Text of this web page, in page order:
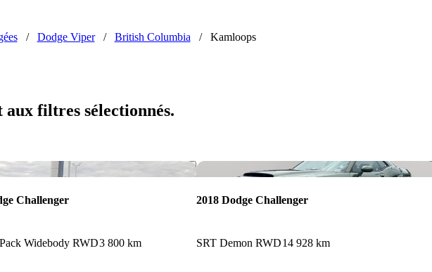
/ Dodge Viper / British Columbia / Kamloops
filtres sélectionnés.
annonce Enregistrer cette annonce
Challenger
Widebody RWD3 800 km
2018 Dodge Challenger
SRT Demon RWD14 928 km